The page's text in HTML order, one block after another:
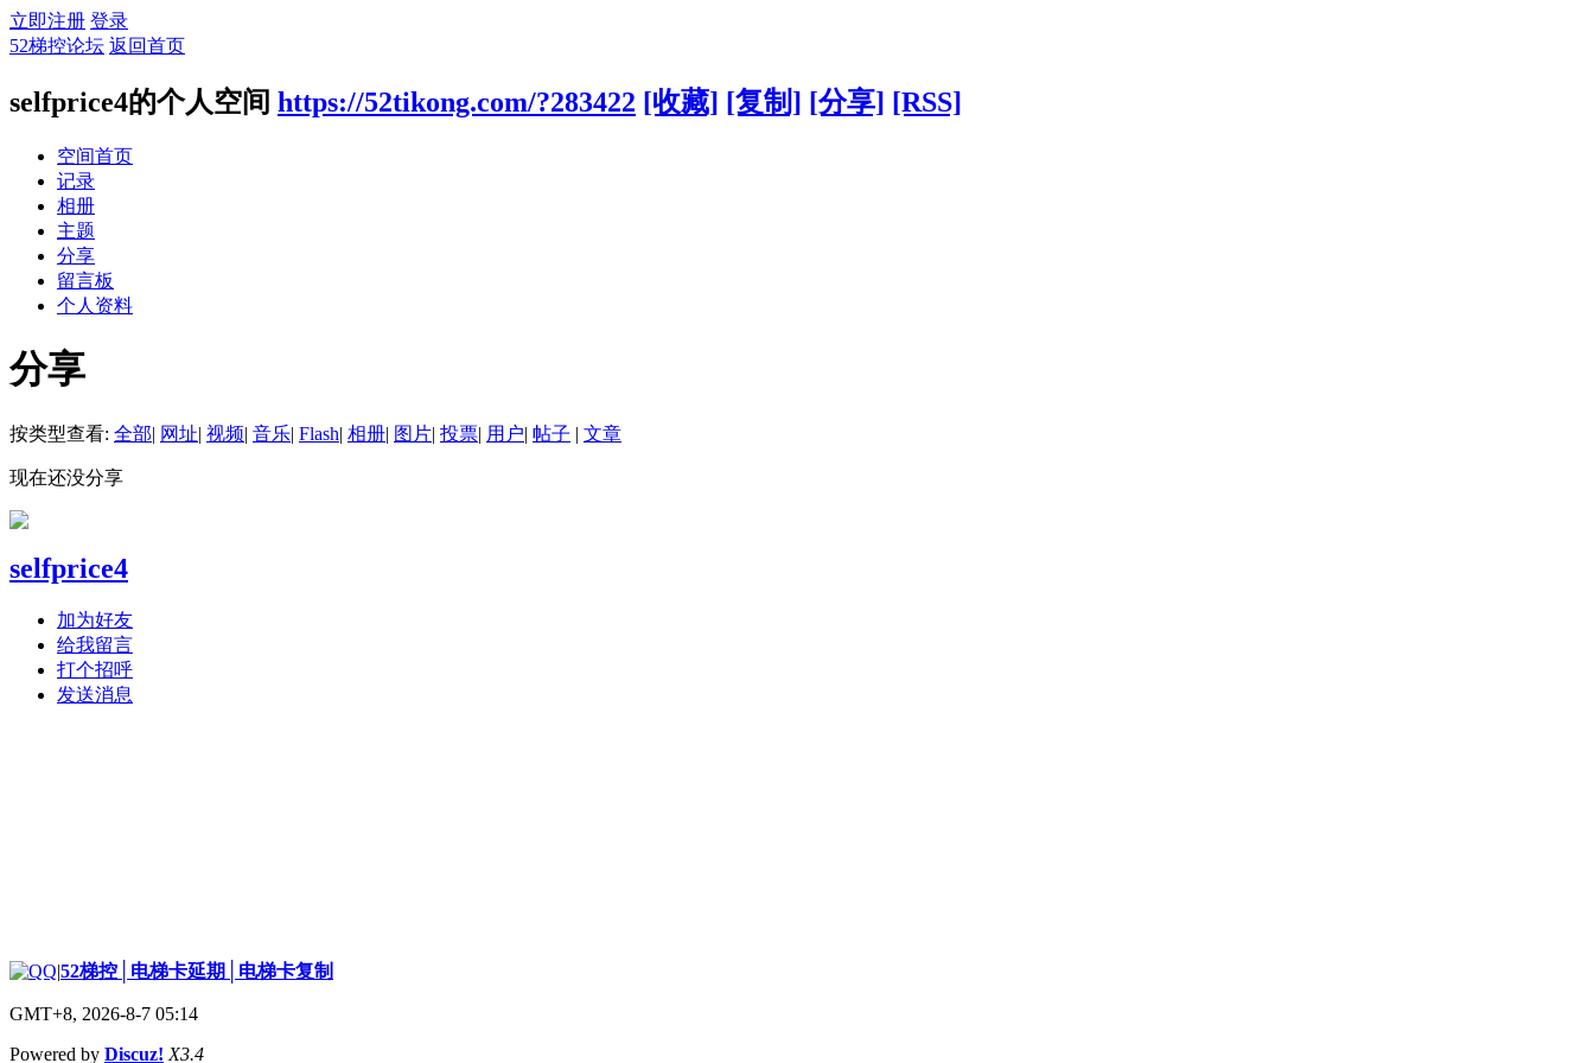
立即注册 登录
52梯控论坛 返回首页
selfprice4的个人空间 https://52tikong.com/?283422 [收藏] [复制] [分享] [RSS]
空间首页
记录
相册
主题
分享
留言板
个人资料
分享
按类型查看: 全部| 网址| 视频| 音乐| Flash| 相册| 图片| 投票| 用户| 帖子 | 文章
现在还没分享
selfprice4
加为好友
给我留言
打个招呼
发送消息
|52梯控│电梯卡延期│电梯卡复制
GMT+8, 2026-8-7 05:14
Powered by Discuz! X3.4